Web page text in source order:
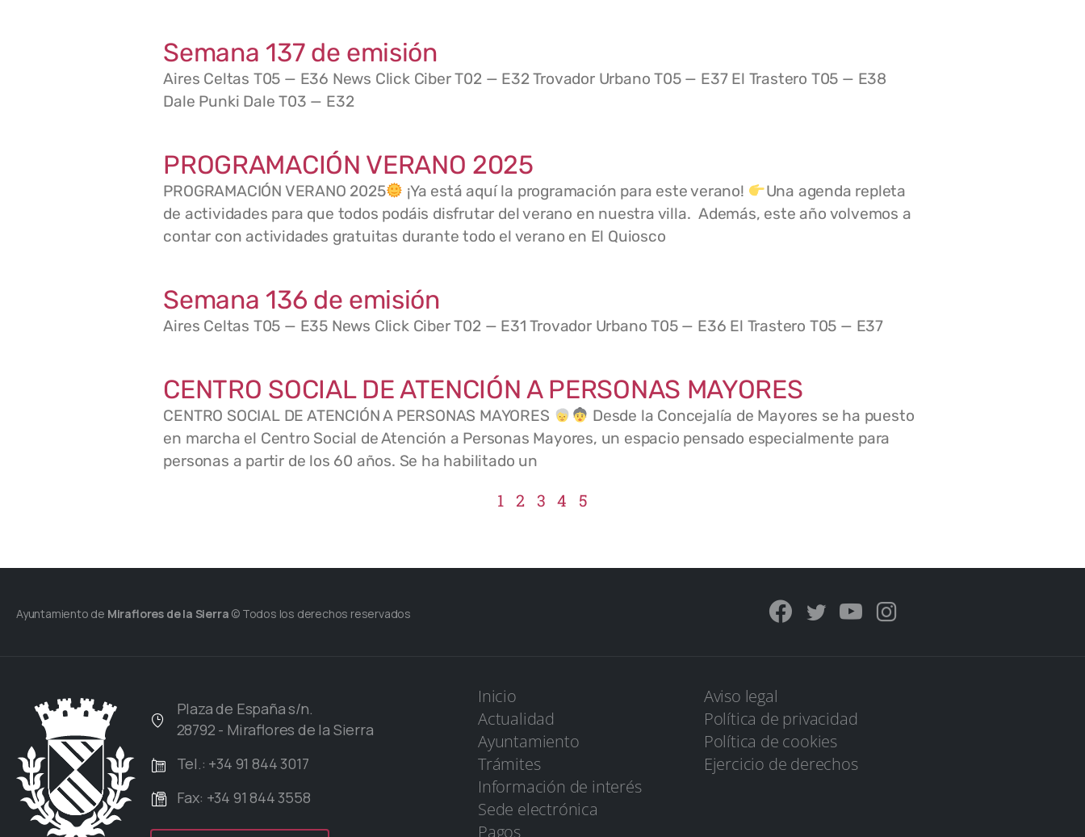
Semana 137 de emisión
Aires Celtas T05 — E36 News Click Ciber T02 — E32 Trovador Urbano T05 — E37 El Trastero T05 — E38
Dale Punki Dale T03 — E32
PROGRAMACIÓN VERANO 2025
PROGRAMACIÓN VERANO 2025 ¡Ya está aquí la programación para este verano!
Una agenda repleta
de actividades para que todos podáis disfrutar del verano en nuestra villa. Además, este año volvemos a
contar con actividades gratuitas durante todo el verano en El Quiosco
Semana 136 de emisión
Aires Celtas T05 — E35 News Click Ciber T02 — E31 Trovador Urbano T05 — E36 El Trastero T05 — E37
CENTRO SOCIAL DE ATENCIÓN A PERSONAS MAYORES
CENTRO SOCIAL DE ATENCIÓN A PERSONAS MAYORES
Desde la Concejalía de Mayores se ha puesto
en marcha el Centro Social de Atención a Personas Mayores, un espacio pensado especialmente para
personas a partir de los 60 años. Se ha habilitado un
1 2 3 4 5
Ayuntamiento de Miraflores de la Sierra © Todos los derechos reservados
Plaza de España s/n.
28792 - Miraflores de la Sierra
Tel.: +34 91 844 3017
Fax: +34 91 844 3558
Inicio
Actualidad
Ayuntamiento
Trámites
Información de interés
Sede electrónica
Pagos
Aviso legal
Política de privacidad
Política de cookies
Ejercicio de derechos